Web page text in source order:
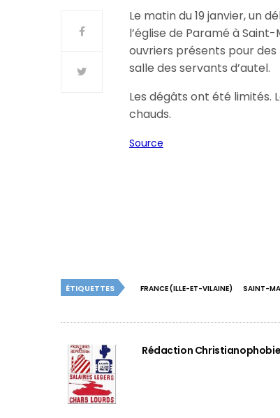
Le matin du 19 janvier, un
l’église de Paramé à
ouvriers présents pour
salle des servants d’autel.
Les dégâts ont été limités.
chauds.
Source
ÉTIQUETTES FRANCE (ILLE-ET-VILAINE) SAINT-
Rédaction Christianophobie